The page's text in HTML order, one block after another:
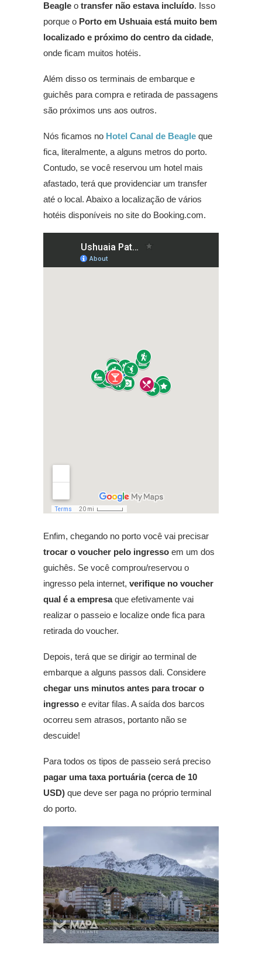
Beagle o transfer não estava incluído. Isso
porque o Porto em Ushuaia está muito bem
localizado e próximo do centro da cidade,
onde ficam muitos hotéis.
Além disso os terminais de embarque e
guichês para compra e retirada de passagens
são próximos uns aos outros.
Nós ficamos no Hotel Canal de Beagle que
fica, literalmente, a alguns metros do porto.
Contudo, se você reservou um hotel mais
afastado, terá que providenciar um transfer
até o local. Abaixo a localização de vários
hotéis disponíveis no site do Booking.com.
Enfim, chegando no porto você vai precisar
trocar o voucher pelo ingresso em um dos
guichês. Se você comprou/reservou o
ingresso pela internet, verifique no voucher
qual é a empresaque efetivamente vai
realizar o passeio e localize onde fica para
retirada do voucher.
Depois, terá que se dirigir ao terminal de
embarque a alguns passos dali. Considere
chegar uns minutos antes para trocar o
ingresso e evitar filas. A saída dos barcos
ocorreu sem atrasos, portanto não se
descuide!
Para todos os tipos de passeio será preciso
pagar uma taxa portuária (cerca de 10
USD) que deve ser paga no próprio terminal
do porto.